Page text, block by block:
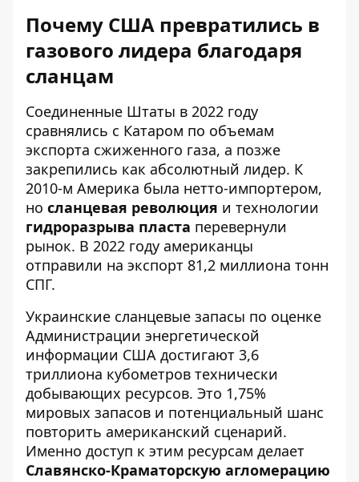
Почему США превратились в
газового лидера благодаря
сланцам
Соединенные Штаты в 2022 году
сравнялись с Катаром по объемам
экспорта сжиженного газа, а позже
закрепились как абсолютный лидер. К
2010-м Америка была нетто-импортером,
но сланцевая революция и технологии
гидроразрыва пласта перевернули
рынок. В 2022 году американцы
отправили на экспорт 81,2 миллиона тонн
СПГ.
Украинские сланцевые запасы по оценке
Администрации энергетической
информации США достигают 3,6
триллиона кубометров технически
добывающих ресурсов. Это 1,75%
мировых запасов и потенциальный шанс
повторить американский сценарий.
Именно доступ к этим ресурсам делает
Славянско-Краматорскую агломерацию